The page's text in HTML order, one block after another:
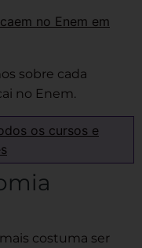
no Enem em
sobre cada
no Enem.
os cursos e
costuma ser